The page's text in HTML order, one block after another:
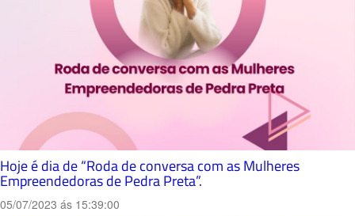
Hoje é dia de “Roda de conversa com as Mulheres
Empreendedoras de Pedra Preta”.
05/07/2023 ás 15:39:00